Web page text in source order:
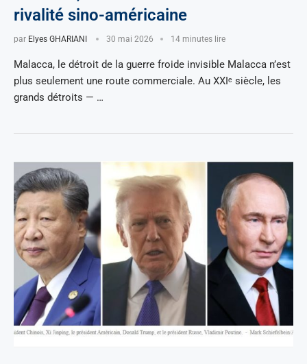
rivalité sino-américaine
par Elyes GHARIANI 30 mai 2026 14 minutes lire
Malacca, le détroit de la guerre froide invisible Malacca n’est
plus seulement une route commerciale. Au XXIᵉ siècle, les
grands détroits — …